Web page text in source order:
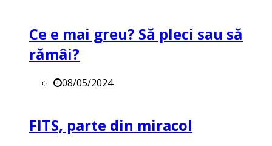
Ce e mai greu? Să pleci sau să
rămâi?
08/05/2024
FITS, parte din miracol